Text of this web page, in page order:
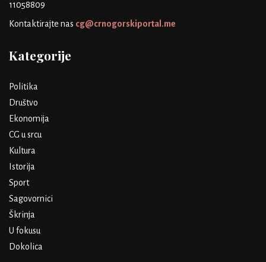
11058809
Kontaktirajte nas cg@crnogorskiportal.me
Kategorije
Politika
Društvo
Ekonomija
CG u srcu
Kultura
Istorija
Sport
Sagovornici
Škrinja
U fokusu
Dokolica